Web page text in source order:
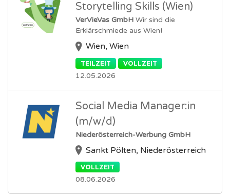
Storytelling Skills (Wien)
VerVieVas GmbH Wir sind die
Erklärschmiede aus Wien!
Wien, Wien
TEILZEIT VOLLZEIT
12.05.2026
Social Media Manager:in
(m/w/d)
Niederösterreich-Werbung GmbH
Sankt Pölten, Niederösterreich
VOLLZEIT
08.06.2026